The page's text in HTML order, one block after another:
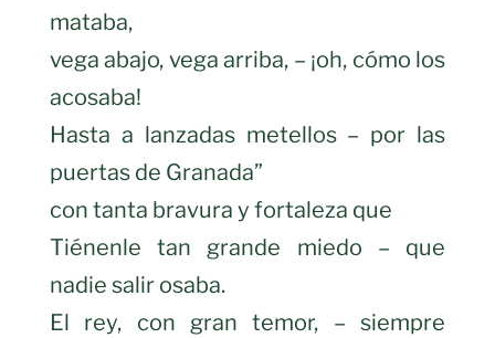
mataba,
vega abajo, vega arriba, – ¡oh, cómo los
acosaba!
Hasta a lanzadas metellos – por las
puertas de Granada”
con tanta bravura y fortaleza que
Tiénenle tan grande miedo – que
nadie salir osaba.
El rey, con gran temor, – siempre